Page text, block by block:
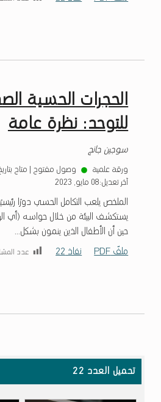
الحجرات الحسية
للتوحد: نظرة عامة
سوجين جانج
ورقة علمية وصول مفتوح متاح
آخر تعديل:08 مايو, 2023
الملخص يلعب التكامل الحسي دورًا
يستكشف البيئة من خلال حواسه (أي
حين أن الأطفال الذين ينمون بشكل...
ملفّ PDF نفاذ 22 عدد
تحميل العدد 22